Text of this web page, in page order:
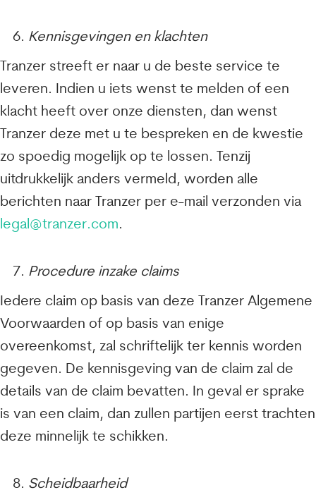
Kennisgevingen en klachten
Tranzer streeft er naar u de beste service te
leveren. Indien u iets wenst te melden of een
klacht heeft over onze diensten, dan wenst
Tranzer deze met u te bespreken en de kwestie
zo spoedig mogelijk op te lossen. Tenzij
uitdrukkelijk anders vermeld, worden alle
berichten naar Tranzer per e-mail verzonden via
legal@tranzer.com.
Procedure inzake claims
Iedere claim op basis van deze Tranzer Algemene
Voorwaarden of op basis van enige
overeenkomst, zal schriftelijk ter kennis worden
gegeven. De kennisgeving van de claim zal de
details van de claim bevatten. In geval er sprake
is van een claim, dan zullen partijen eerst trachten
deze minnelijk te schikken.
Scheidbaarheid